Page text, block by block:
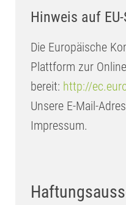
Hinweis auf
Die Europäische
Plattform zur
bereit: http://
Unsere E-Mail-
Impressum.